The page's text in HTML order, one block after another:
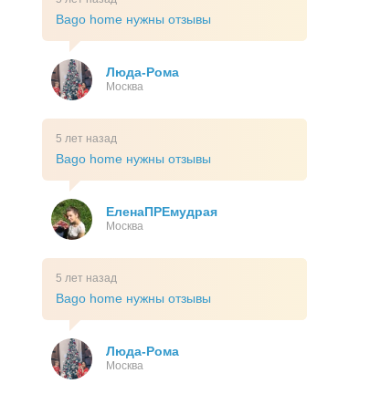
Bago home нужны отзывы
Люда-Рома
Москва
5 лет назад
Bago home нужны отзывы
ЕленаПРЕмудрая
Москва
5 лет назад
Bago home нужны отзывы
Люда-Рома
Москва